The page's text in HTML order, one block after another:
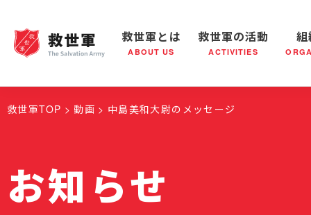
救世軍とは
ABOUT US
救世軍とは 世界が抱えている社会問題 救世軍
救世軍の活動
ACTIVITIES
救世軍の活動 社会鍋
組織概要
救世軍TOP 動画 中島美和大尉のメッセージ
お知らせ